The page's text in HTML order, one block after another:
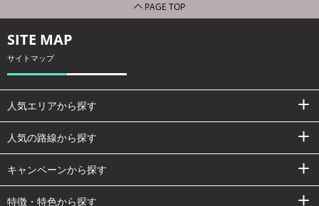
PAGE TOP
SITE MAP
サイトマップ
人気エリアから探す
人気の路線から探す
キャンペーンから探す
特徴・特色から探す